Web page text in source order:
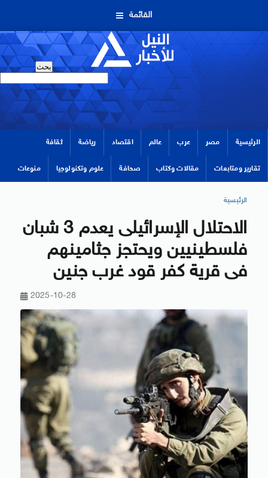
القائمة
الرئيسية مصر عرب عالم اقتصاد رياضة ثقافة
تقارير ومتابعات مقالات وكتاب صحافة علوم وتكنولوجيا منوعات
الرئيسية
الاحتلال الإسرائيلى يعدم 3 شبان
فلسطينيين ويحتجز جثامينهم
فى قرية كفر قود غرب جنين
2025-10-28